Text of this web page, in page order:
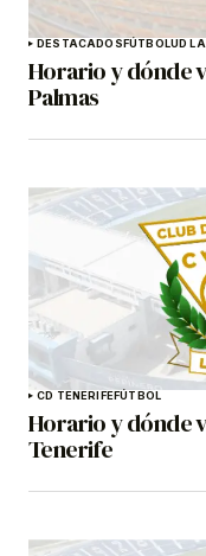
DESTACADOSFÚTBOLUD
Horario y dónde
Palmas
CD TENERIFEFÚTBOL
Horario y dónde
Tenerife